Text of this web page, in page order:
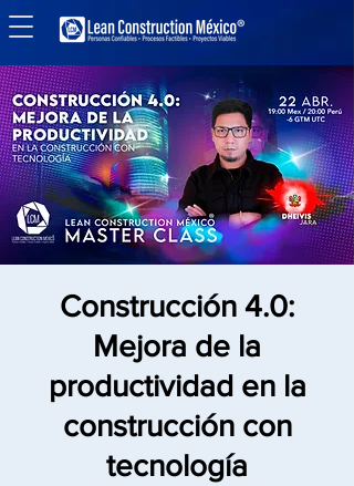
Construcción 4.0:
Mejora de la
productividad en la
construcción con
tecnología